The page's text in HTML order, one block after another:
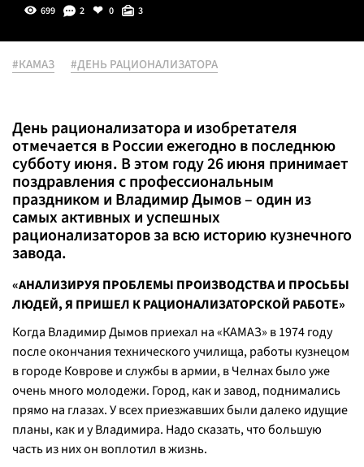
699 2 0 3
#КАМАЗ #ДЕНЬ РАЦИОНАЛИЗАТОРА
День рационализатора и изобретателя
отмечается в России ежегодно в последнюю
субботу июня. В этом году 26 июня принимает
поздравления с профессиональным
праздником и Владимир Дымов – один из
самых активных и успешных
рационализаторов за всю историю кузнечного
завода.
«АНАЛИЗИРУЯ ПРОБЛЕМЫ ПРОИЗВОДСТВА И ПРОСЬБЫ
ЛЮДЕЙ, Я ПРИШЕЛ К РАЦИОНАЛИЗАТОРСКОЙ РАБОТЕ»
Когда Владимир Дымов приехал на «КАМАЗ» в 1974 году
после окончания технического училища, работы кузнецом
в городе Коврове и службы в армии, в Челнах было уже
очень много молодежи. Город, как и завод, поднимались
прямо на глазах. У всех приезжавших были далеко идущие
планы, как и у Владимира. Надо сказать, что большую
часть из них он воплотил в жизнь.